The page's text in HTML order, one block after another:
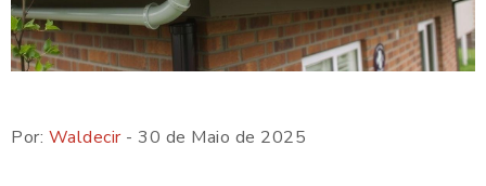
Por: Waldecir- 30 de Maio de 2025